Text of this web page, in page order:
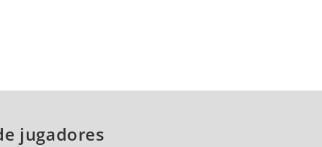
jugadores